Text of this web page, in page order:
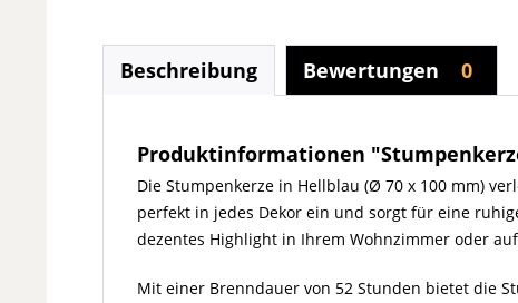
Beschreibung Bewertungen 0
Produktinformationen
Die Stumpenkerze in Hellblau (Ø 70 x 100 mm)
perfekt in jedes Dekor ein und sorgt für eine
dezentes Highlight in Ihrem Wohnzimmer oder
Mit einer Brenndauer von 52 Stunden bietet die